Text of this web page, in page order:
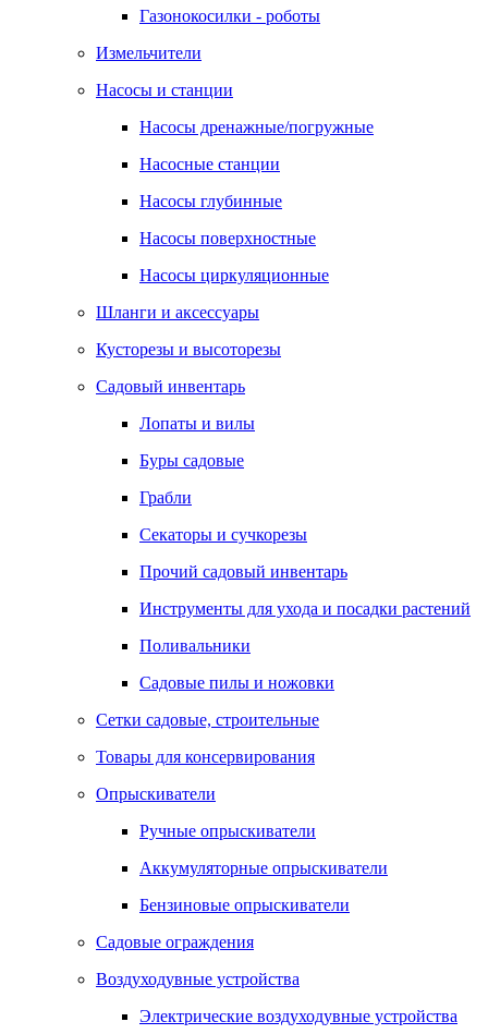
Газонокосилки - роботы
Измельчители
Насосы и станции
Насосы дренажные/погружные
Насосные станции
Насосы глубинные
Насосы поверхностные
Насосы циркуляционные
Шланги и аксессуары
Кусторезы и высоторезы
Садовый инвентарь
Лопаты и вилы
Буры садовые
Грабли
Секаторы и сучкорезы
Прочий садовый инвентарь
Инструменты для ухода и посадки растений
Поливальники
Садовые пилы и ножовки
Сетки садовые, строительные
Товары для консервирования
Опрыскиватели
Ручные опрыскиватели
Аккумуляторные опрыскиватели
Бензиновые опрыскиватели
Садовые ограждения
Воздуходувные устройства
Электрические воздуходувные устройства